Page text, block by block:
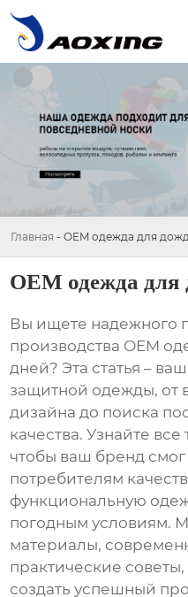
Главная - OEM одежда для
OEM одежда
Вы ищете надежного
производства OEM
дней? Эта статья –
защитной одежды, от
дизайна до поиска
качества. Узнайте
чтобы ваш бренд
потребителям
функциональную
погодным условиям.
материалы,
практические
создать успешный